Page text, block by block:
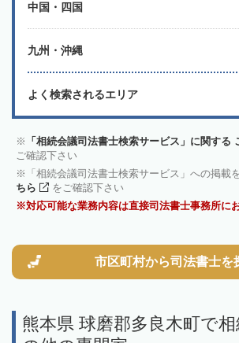
中国・四国
九州・沖縄
よく検索されるエリア
「相続会議司法書士検索サービス」に関する
ご確認下さい
「相続会議司法書士検索サービス」への掲載
ちら
をご確認下さい
対応可能な業務内容は直接司法書士事務所に
市区町村から司法書士を
熊本県 球磨郡多良木町で